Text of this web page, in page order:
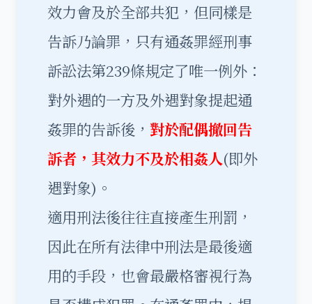
效力會及於全部共犯，但同樣是
告訴乃論罪，只有通姦罪經刑事
訴訟法第239條規定了唯一例外：
對外遇的一方及外遇對象提起通
姦罪的告訴後， 對於配偶撤回告
訴者，其效力不及於相姦人(即外
遇對象)。
適用刑法後往往直接產生刑罰，
因此在所有法律中刑法是最後適
用的手段，也會最嚴格審視行為